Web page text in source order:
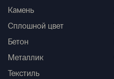
Камень
Сплошной цвет
Бетон
Металлик
Текстиль